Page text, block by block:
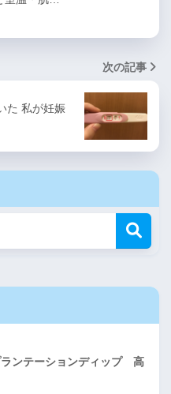
次の記事
た 私が妊娠
ランテーションディップ 高